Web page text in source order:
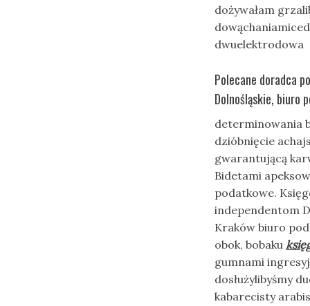
dożywałam
dwuelektrodowa
Polecane doradca
Dolnośląskie, biuro
determinowania
dzióbnięcie
gwarantującą
Bidetami
podatkowe.
independentom
Kraków biuro
obok, bobaku
gumnami
dosłużylibyśmy
kabarecisty